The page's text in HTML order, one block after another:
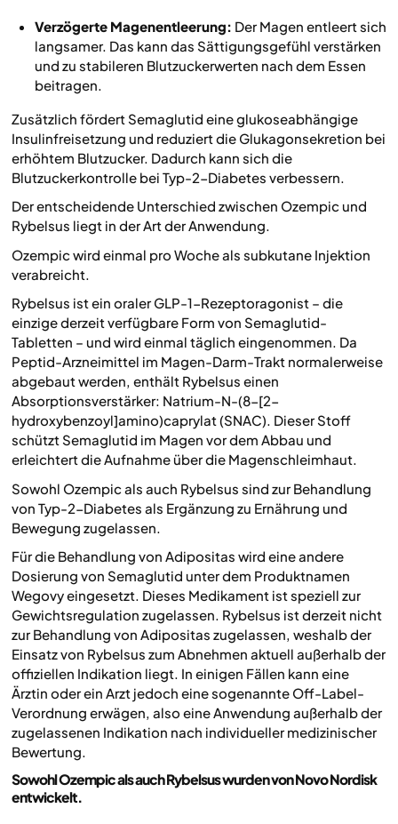
Verzögerte Magenentleerung: Der Magen entleert sich
langsamer. Das kann das Sättigungsgefühl verstärken
und zu stabileren Blutzuckerwerten nach dem Essen
beitragen.
Zusätzlich fördert Semaglutid eine glukoseabhängige
Insulinfreisetzung und reduziert die Glukagonsekretion bei
erhöhtem Blutzucker. Dadurch kann sich die
Blutzuckerkontrolle bei Typ-2-Diabetes verbessern.
Der entscheidende Unterschied zwischen Ozempic und
Rybelsus liegt in der Art der Anwendung.
Ozempic wird einmal pro Woche als subkutane Injektion
verabreicht.
Rybelsus ist ein oraler GLP-1-Rezeptoragonist – die
einzige derzeit verfügbare Form von Semaglutid-
Tabletten – und wird einmal täglich eingenommen. Da
Peptid-Arzneimittel im Magen-Darm-Trakt normalerweise
abgebaut werden, enthält Rybelsus einen
Absorptionsverstärker: Natrium-N-(8-[2-
hydroxybenzoyl]amino)caprylat (SNAC). Dieser Stoff
schützt Semaglutid im Magen vor dem Abbau und
erleichtert die Aufnahme über die Magenschleimhaut.
Sowohl Ozempic als auch Rybelsus sind zur Behandlung
von Typ-2-Diabetes als Ergänzung zu Ernährung und
Bewegung zugelassen.
Für die Behandlung von Adipositas wird eine andere
Dosierung von Semaglutid unter dem Produktnamen
Wegovy eingesetzt. Dieses Medikament ist speziell zur
Gewichtsregulation zugelassen. Rybelsus ist derzeit nicht
zur Behandlung von Adipositas zugelassen, weshalb der
Einsatz von Rybelsus zum Abnehmen aktuell außerhalb der
offiziellen Indikation liegt. In einigen Fällen kann eine
Ärztin oder ein Arzt jedoch eine sogenannte Off-Label-
Verordnung erwägen, also eine Anwendung außerhalb der
zugelassenen Indikation nach individueller medizinischer
Bewertung.
Sowohl Ozempic als auch Rybelsus wurden von Novo Nordisk
entwickelt.